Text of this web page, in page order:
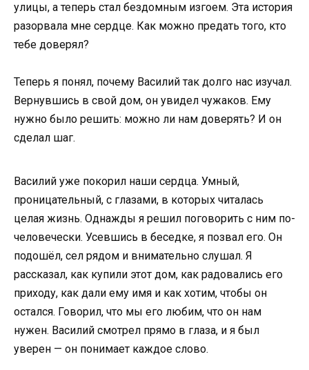
улицы, а теперь стал бездомным изгоем. Эта история
разорвала мне сердце. Как можно предать того, кто
тебе доверял?
Теперь я понял, почему Василий так долго нас изучал.
Вернувшись в свой дом, он увидел чужаков. Ему
нужно было решить: можно ли нам доверять? И он
сделал шаг.
Василий уже покорил наши сердца. Умный,
проницательный, с глазами, в которых читалась
целая жизнь. Однажды я решил поговорить с ним по-
человечески. Усевшись в беседке, я позвал его. Он
подошёл, сел рядом и внимательно слушал. Я
рассказал, как купили этот дом, как радовались его
приходу, как дали ему имя и как хотим, чтобы он
остался. Говорил, что мы его любим, что он нам
нужен. Василий смотрел прямо в глаза, и я был
уверен — он понимает каждое слово.